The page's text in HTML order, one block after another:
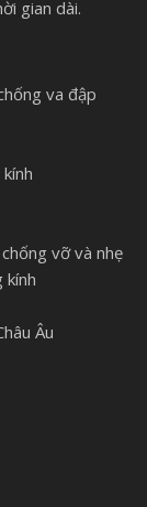
gian dài.
va đập
vỡ và nhẹ
kính
Âu